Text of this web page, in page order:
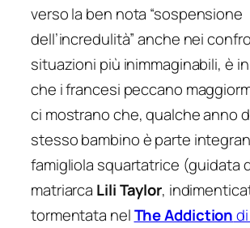
verso la ben nota “sospensione
dell’incredulità” anche nei
situazioni più inimmaginabili, è
che i francesi peccano
ci mostrano che, qualche anno
stesso bambino è parte
famigliola squartatrice (guidata
matriarca Lili Taylor,
tormentata nelThe Addictiondi